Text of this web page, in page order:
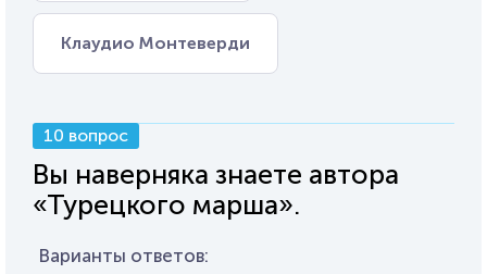
Клаудио Монтеверди
10 вопрос
Вы наверняка знаете автора
«Турецкого марша».
Варианты ответов: